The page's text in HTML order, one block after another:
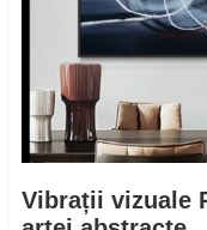
Vibrații vizuale